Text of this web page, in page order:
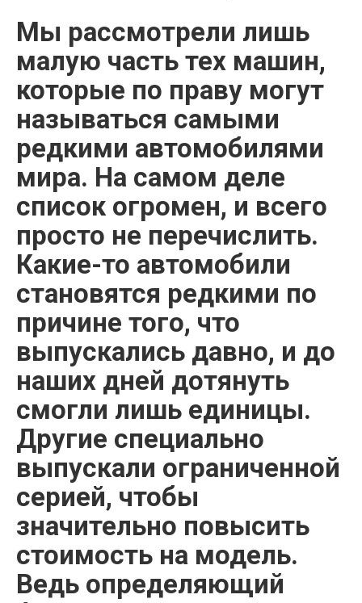
Мы рассмотрели лишь
малую часть тех машин,
которые по праву могут
называться самыми
редкими автомобилями
мира. На самом деле
список огромен, и всего
просто не перечислить.
Какие-то автомобили
становятся редкими по
причине того, что
выпускались давно, и до
наших дней дотянуть
смогли лишь единицы.
Другие специально
выпускали ограниченной
серией, чтобы
значительно повысить
стоимость на модель.
Ведь определяющий